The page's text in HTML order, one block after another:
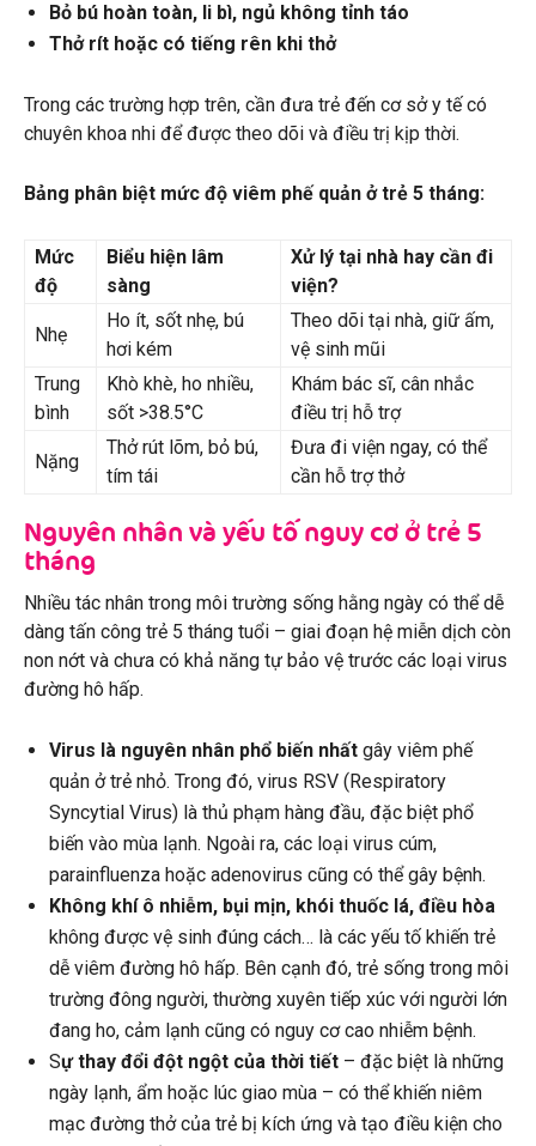
Bỏ bú hoàn toàn, li bì, ngủ không tỉnh táo
Thở rít hoặc có tiếng rên khi thở
Trong các trường hợp trên, cần đưa trẻ đến cơ sở y tế có
chuyên khoa nhi để được theo dõi và điều trị kịp thời.
Bảng phân biệt mức độ viêm phế quản ở trẻ 5 tháng:
Mức
độ
Biểu hiện lâm
sàng
Xử lý tại nhà hay cần đi
viện?
Nhẹ
Ho ít, sốt nhẹ, bú
hơi kém
Theo dõi tại nhà, giữ ấm,
vệ sinh mũi
Trung
bình
Khò khè, ho nhiều,
sốt >38.5°C
Khám bác sĩ, cân nhắc
điều trị hỗ trợ
Nặng
Thở rút lõm, bỏ bú,
tím tái
Đưa đi viện ngay, có thể
cần hỗ trợ thở
Nguyên nhân và yếu tố nguy cơ ở trẻ 5
tháng
Nhiều tác nhân trong môi trường sống hằng ngày có thể dễ
dàng tấn công trẻ 5 tháng tuổi – giai đoạn hệ miễn dịch còn
non nớt và chưa có khả năng tự bảo vệ trước các loại virus
đường hô hấp.
Virus là nguyên nhân phổ biến nhất gây viêm phế
quản ở trẻ nhỏ. Trong đó, virus RSV (Respiratory
Syncytial Virus) là thủ phạm hàng đầu, đặc biệt phổ
biến vào mùa lạnh. Ngoài ra, các loại virus cúm,
parainfluenza hoặc adenovirus cũng có thể gây bệnh.
Không khí ô nhiễm, bụi mịn, khói thuốc lá, điều hòa
không được vệ sinh đúng cách… là các yếu tố khiến trẻ
dễ viêm đường hô hấp. Bên cạnh đó, trẻ sống trong môi
trường đông người, thường xuyên tiếp xúc với người lớn
đang ho, cảm lạnh cũng có nguy cơ cao nhiễm bệnh.
Sự thay đổi đột ngột của thời tiết – đặc biệt là những
ngày lạnh, ẩm hoặc lúc giao mùa – có thể khiến niêm
mạc đường thở của trẻ bị kích ứng và tạo điều kiện cho